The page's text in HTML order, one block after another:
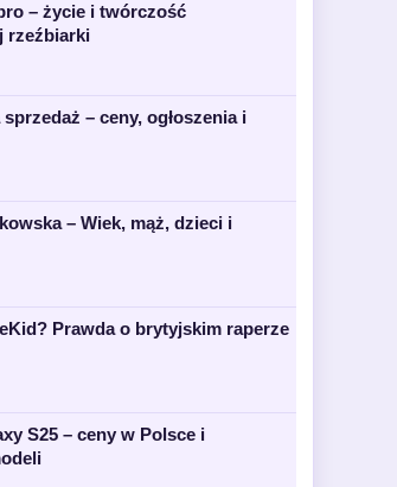
– życie i twórczość
rzeźbiarki
– ceny, ogłoszenia i
– Wiek, mąż, dzieci i
Prawda o brytyjskim raperze
S25 – ceny w Polsce i